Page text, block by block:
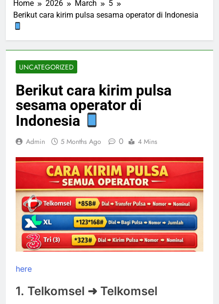
Home 2026 March
5
Berikut cara kirim pulsa sesama operator di Indonesia
UNCATEGORIZED
Berikut cara kirim pulsa
sesama operator di
Indonesia
Admin 5 Months Ago 0 4 Mins
here
1. Telkomsel ➜ Telkomsel